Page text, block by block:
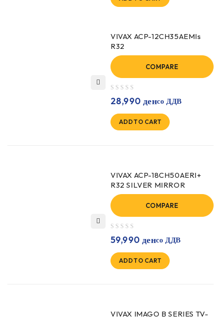
VIVAX ACP-12CH35AEMIs
R32
COMPARE
28,990 денсо ДДВ
ADD TO CART
VIVAX ACP-18CH50AERI+
R32 SILVER MIRROR
COMPARE
59,990 денсо ДДВ
ADD TO CART
VIVAX IMAGO B SERIES TV-